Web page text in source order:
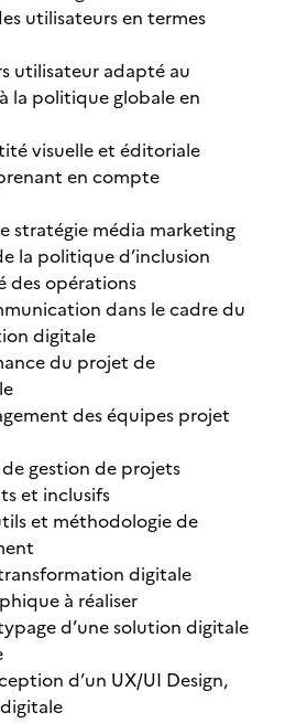
utilisateurs en termes
utilisateur adapté au
la politique globale en
visuelle et éditoriale
en compte
stratégie média marketing
la politique d’inclusion
des opérations
dans le cadre du
digitale
du projet de
des équipes projet
gestion de projets
et inclusifs
et méthodologie de
digitale
à réaliser
d’une solution digitale
d’un UX/UI Design,